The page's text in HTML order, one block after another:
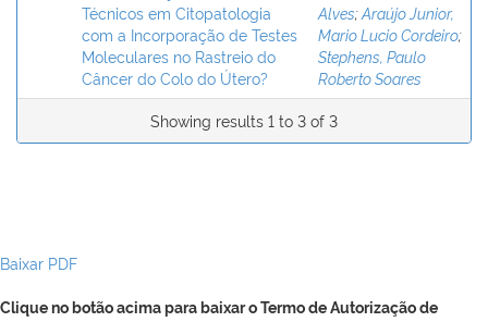
Técnicos em Citopatologia
com a Incorporação de Testes
Moleculares no Rastreio do
Câncer do Colo do Útero?
Alves;Araújo Junior,
Mario Lucio Cordeiro;
Stephens, Paulo
Roberto Soares
Showing results 1 to 3 of 3
Baixar PDF
Clique no botão acima para baixar o Termo de Autorização de